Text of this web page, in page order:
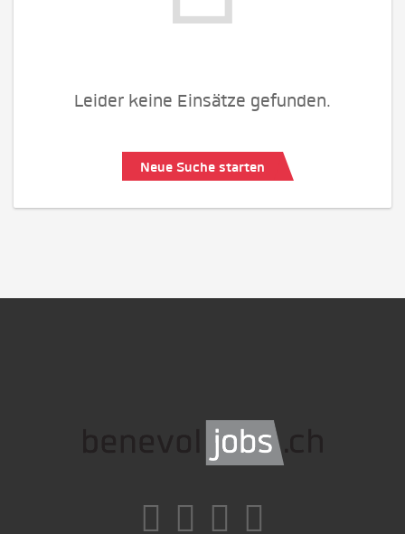
Leider keine Einsätze gefunden.
Neue Suche starten